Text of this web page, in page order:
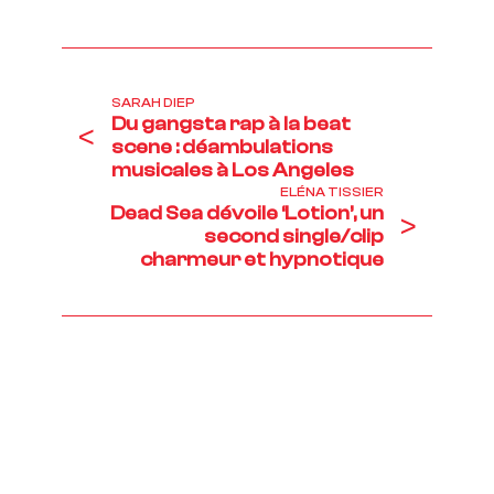
<
SARAH DIEP
Du gangsta rap à la beat
scene : déambulations
musicales à Los Angeles
ELÉNA TISSIER
Dead Sea dévoile ‘Lotion’, un
second single/clip
charmeur et hypnotique
>